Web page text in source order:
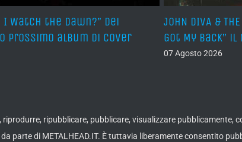
I Watch the Dawn?” dei
prossimo album di cover
JOHN DIVA &
Got My Back”
07 Agosto 2026
riprodurre, ripubblicare, pubblicare, visualizzare
parte di METALHEAD.IT. È tuttavia liberamente consentito